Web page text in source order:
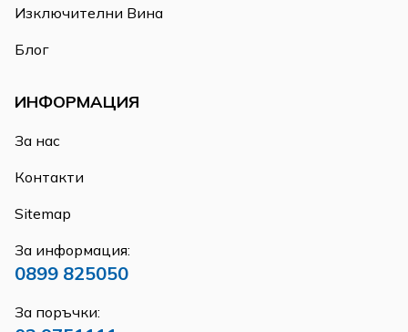
Изключителни Вина
Блог
ИНФОРМАЦИЯ
За нас
Контакти
Sitemap
За информация:
0899 825050
За поръчки: